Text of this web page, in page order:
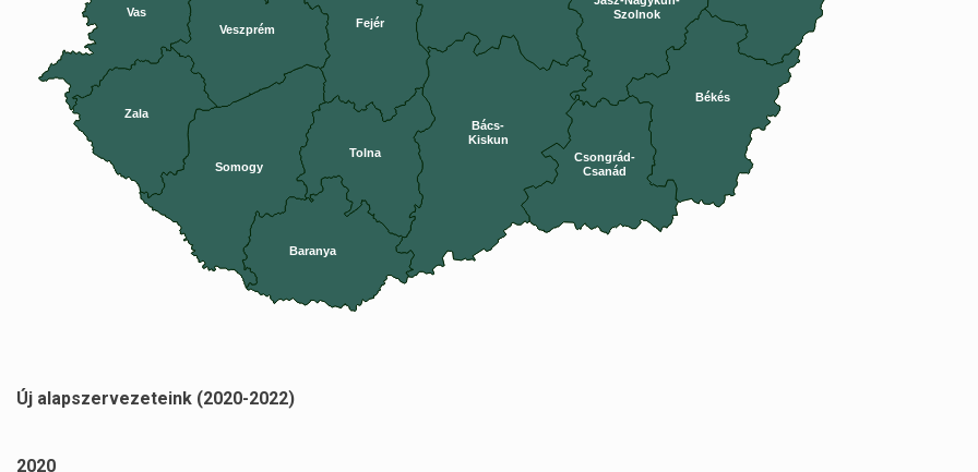
Békés
Csongrád-
Csanád
Bács-
Kiskun
Baranya
Somogy
Zala
Vas
Tolna
Veszprém Fejér
Szolnok
Új alapszervezeteink (2020-2022)
2020